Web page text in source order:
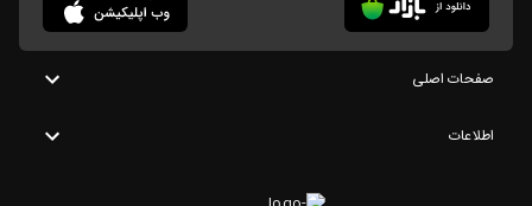
صفحات اصلی
اطلاعات